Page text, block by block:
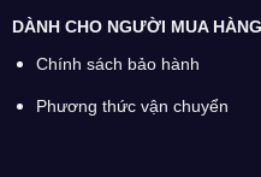
DÀNH CHO NGƯỜI MUA HÀNG
Chính sách bảo hành
Phương thức vận chuyển